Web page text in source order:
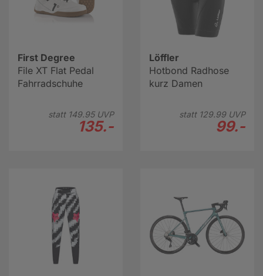
First Degree
File XT Flat Pedal
Fahrradschuhe
statt 149.95UVP
135.-
Löffler
Hotbond Radhose
kurz Damen
statt 129.99UVP
99.-